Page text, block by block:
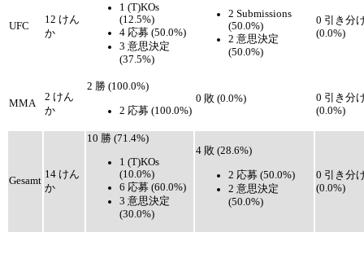
UFC
12 けん
か
1 (T)KOs
(12.5%)
4 応募 (50.0%)
3 意思決定
(37.5%)
2 Submissions
(50.0%)
2 意思決定
(50.0%)
0 引き分
(0.0%)
MMA
2 けん
か
2 勝 (100.0%)
2 応募 (100.0%)
0 敗 (0.0%)
0 引き分
(0.0%)
Gesamt
14 けん
か
10 勝 (71.4%)
1 (T)KOs
(10.0%)
6 応募 (60.0%)
3 意思決定
(30.0%)
4 敗 (28.6%)
2 応募 (50.0%)
2 意思決定
(50.0%)
0 引き分
(0.0%)